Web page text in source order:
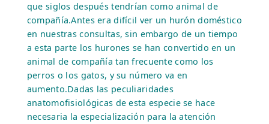
que siglos después tendrían como animal de
compañía.Antes era difícil ver un hurón doméstico
en nuestras consultas, sin embargo de un tiempo
a esta parte los hurones se han convertido en un
animal de compañía tan frecuente como los
perros o los gatos, y su número va en
aumento.Dadas las peculiaridades
anatomofisiológicas de esta especie se hace
necesaria la especialización para la atención